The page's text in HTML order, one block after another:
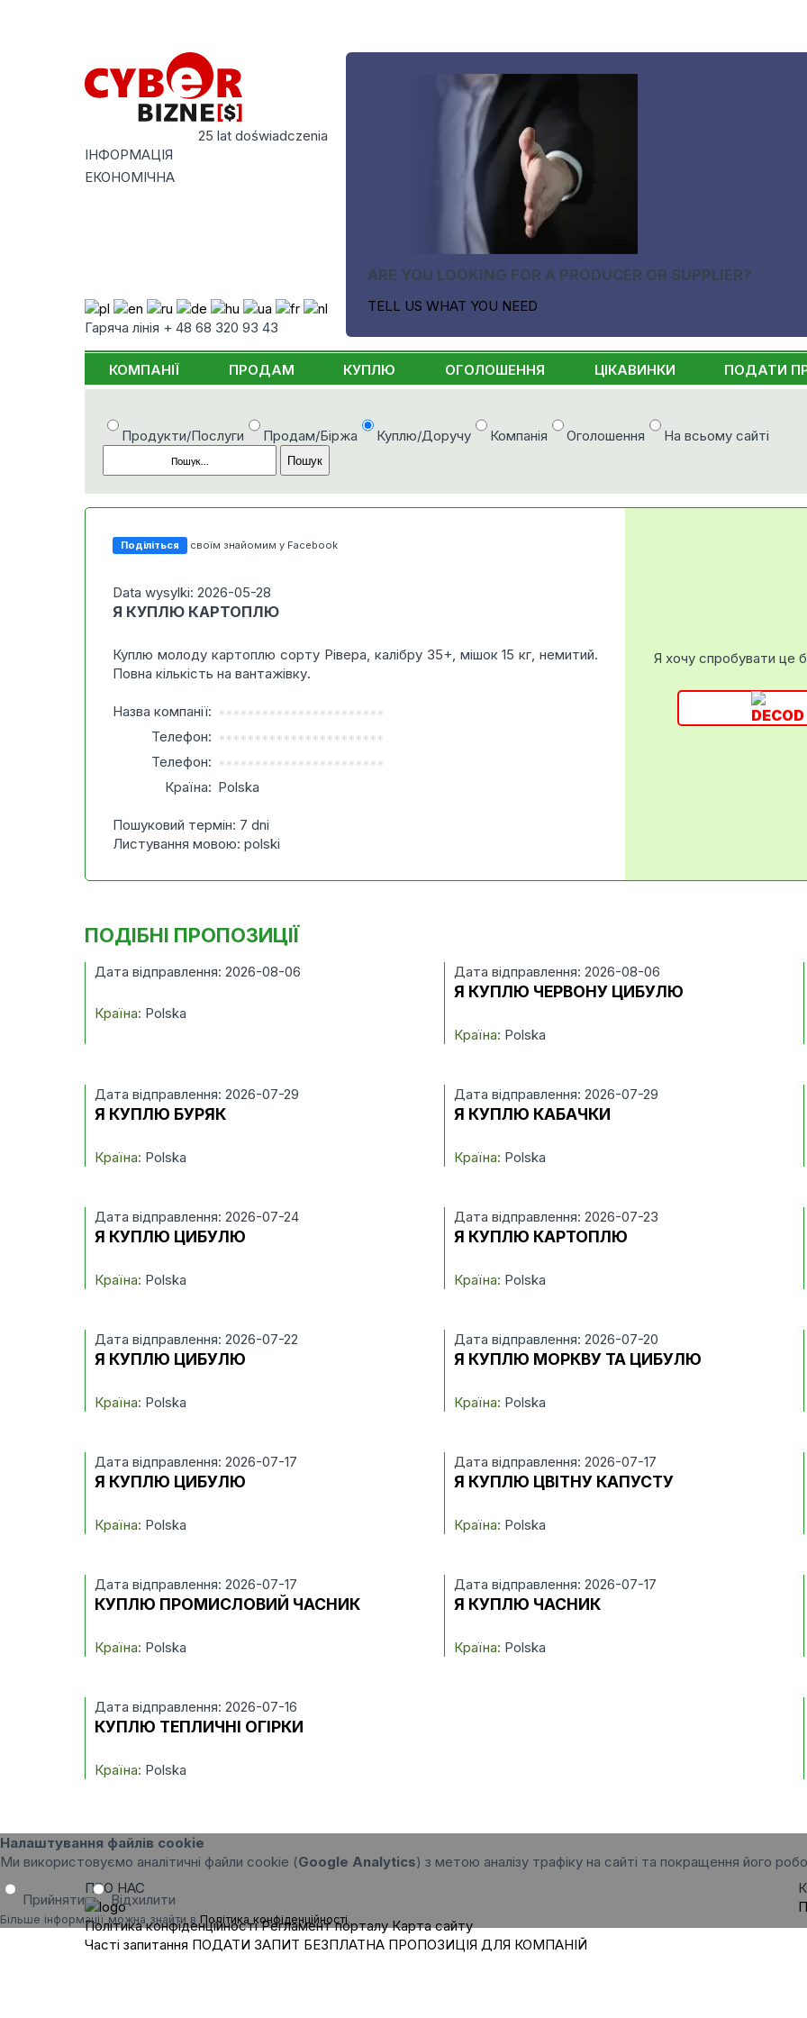
25 lat doświadczenia
ІНФОРМАЦІЯ
ЕКОНОМІЧНА
Гаряча лінія + 48 68 320 93 43
ARE YOU LOOKING FOR A PRODUCER OR SUPPLIER?
TELL US WHAT YOU NEED
КОМПАНІЇ ПРОДАМ КУПЛЮ ОГОЛОШЕННЯ ЦІКАВИНКИ ПОДАТИ
Продукти/Послуги Продам/Біржа Куплю/Доручу Компанія Оголошення На всьому сайті
Поділіться своїм знайомим у Facebook
Data wysylki: 2026-05-28
Я КУПЛЮ КАРТОПЛЮ
Куплю молоду картоплю сорту Рівера, калібру 35+, мішок 15 кг, немитий.
Повна кількість на вантажівку.
Назва компанії: ***********************
Телефон: ***********************
Телефон: ***********************
Країна: Polska
Пошуковий термін: 7 dni
Листування мовою: polski
Я хочу спробувати це
ПОДІБНІ ПРОПОЗИЦІЇ
Дата відправлення: 2026-08-06
Країна: Polska
Дата відправлення: 2026-08-06
Я КУПЛЮ ЧЕРВОНУ ЦИБУЛЮ
Країна: Polska
Дата відправлення: 2026-07-29
Я КУПЛЮ БУРЯК
Країна: Polska
Дата відправлення: 2026-07-29
Я КУПЛЮ КАБАЧКИ
Країна: Polska
Дата відправлення: 2026-07-24
Я КУПЛЮ ЦИБУЛЮ
Країна: Polska
Дата відправлення: 2026-07-23
Я КУПЛЮ КАРТОПЛЮ
Країна: Polska
Дата відправлення: 2026-07-22
Я КУПЛЮ ЦИБУЛЮ
Країна: Polska
Дата відправлення: 2026-07-20
Я КУПЛЮ МОРКВУ ТА ЦИБУЛЮ
Країна: Polska
Дата відправлення: 2026-07-17
Я КУПЛЮ ЦИБУЛЮ
Країна: Polska
Дата відправлення: 2026-07-17
Я КУПЛЮ ЦВІТНУ КАПУСТУ
Країна: Polska
Дата відправлення: 2026-07-17
КУПЛЮ ПРОМИСЛОВИЙ ЧАСНИК
Країна: Polska
Дата відправлення: 2026-07-17
Я КУПЛЮ ЧАСНИК
Країна: Polska
Дата відправлення: 2026-07-16
КУПЛЮ ТЕПЛИЧНІ ОГІРКИ
Країна: Polska
Налаштування файлів cookie
Ми використовуємо аналітичні файли cookie (Google Analytics) з метою аналізу трафіку на сайті та покращення його
Прийняти Відхилити
Більше інформації можна знайти в Політика конфіденційності.
ПРО НАС
Політика конфіденційності Регламент порталу Карта сайту
Часті запитання ПОДАТИ ЗАПИТ БЕЗПЛАТНА ПРОПОЗИЦІЯ ДЛЯ КОМПАНІЙ